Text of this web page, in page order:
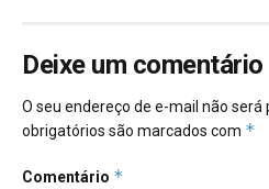
Deixe um comentário
O seu endereço de e-mail não será
obrigatórios são marcados com *
Comentário *